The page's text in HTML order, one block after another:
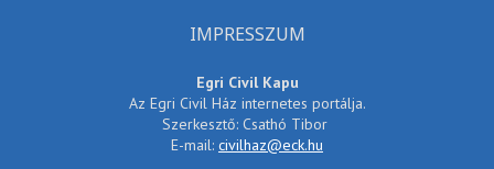
IMPRESSZUM
Egri Civil Kapu
Az Egri Civil Ház internetes portálja.
Szerkesztő: Csathó Tibor
E-mail: civilhaz@eck.hu